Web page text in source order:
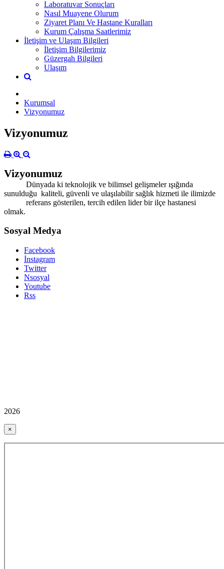
Laboratuvar Sonuçları
Nasıl Muayene Olurum
Ziyaret Planı Ve Hastane Kuralları
Kurum Çalışma Saatlerimiz
İletişim ve Ulaşım Bilgileri
İletişim Bilgilerimiz
Güzergah Bilgileri
Ulaşım
Kurumsal
Vizyonumuz
Vizyonumuz
Vizyonumuz
Dünyada ki teknolojik ve bilimsel gelişmeler ışığında
sunulduğu kaliteli, güvenli ve ulaşılabilir sağlık hizmeti ile ilimizde
referans gösterilen, tercih edilen lider bir ilçe hastanesi
olmak.
Sosyal Medya
Facebook
İnstagram
Twitter
Nsosyal
Youtube
Rss
2026
×